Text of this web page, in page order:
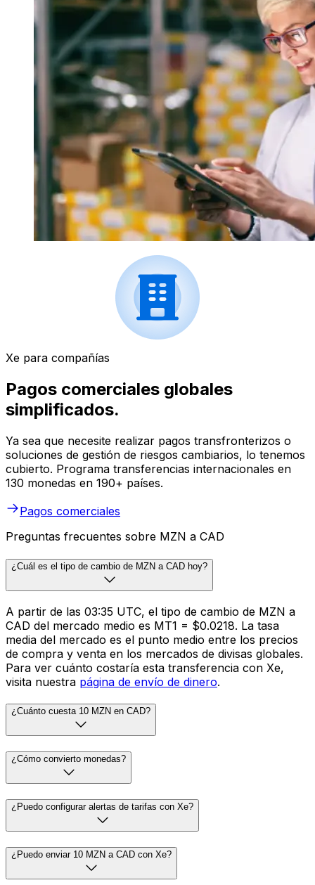
Xe para compañías
Pagos comerciales globales
simplificados.
Ya sea que necesite realizar pagos transfronterizos o
soluciones de gestión de riesgos cambiarios, lo tenemos
cubierto. Programa transferencias internacionales en
130 monedas en 190+ países.
Pagos comerciales
Preguntas frecuentes sobre MZN a CAD
¿Cuál es el tipo de cambio de MZN a CAD hoy?
A partir de las 03:35 UTC, el tipo de cambio de MZN a
CAD del mercado medio es MT1 = $0.0218. La tasa
media del mercado es el punto medio entre los precios
de compra y venta en los mercados de divisas globales.
Para ver cuánto costaría esta transferencia con Xe,
visita nuestra página de envío de dinero.
¿Cuánto cuesta 10 MZN en CAD?
¿Cómo convierto monedas?
¿Puedo configurar alertas de tarifas con Xe?
¿Puedo enviar 10 MZN a CAD con Xe?